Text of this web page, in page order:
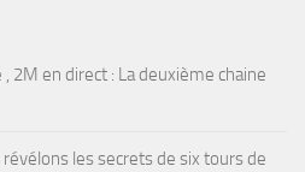
, 2M en direct : La deuxième chaine
révélons les secrets de six tours de